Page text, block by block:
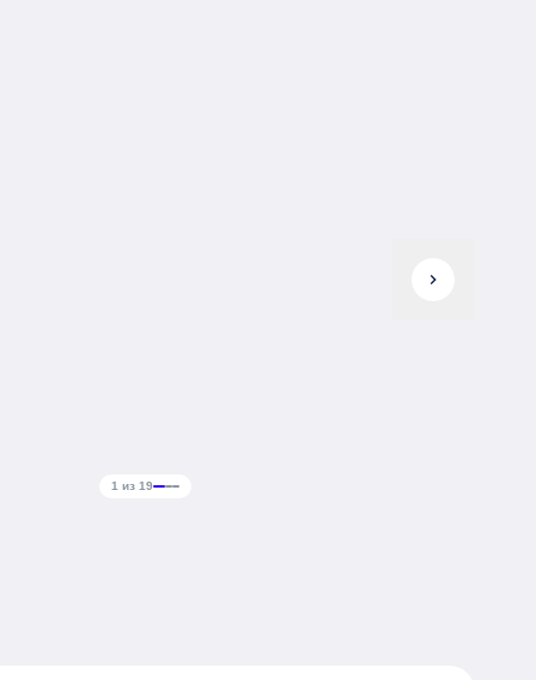
chevron_right
1 из 19